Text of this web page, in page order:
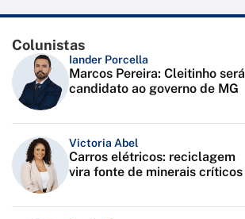
Colunistas
Iander Porcella
Marcos Pereira: Cleitinho será
candidato ao governo de MG
Victoria Abel
Carros elétricos: reciclagem
vira fonte de minerais críticos